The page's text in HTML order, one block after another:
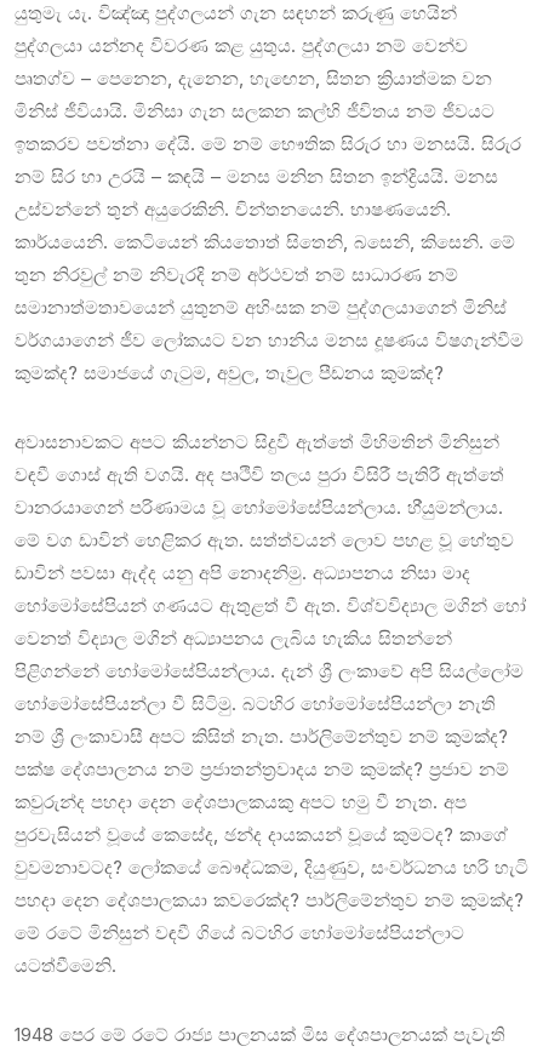
යුතුමැ යැ. විඤ්ඤා පුද්ගලයන් ගැන සඳහන් කරුණු හෙයින්
පුද්ගලයා යන්නද විවරණ කළ යුතුය. පුද්ගලයා නම් වෙන්ව
පෘතග්ව – පෙනෙන, දැනෙන, හැඟෙන, සිතන ක්‍රියාත්මක වන
මිනිස් ජීවියායි. මිනිසා ගැන සලකන කල්හි ජීවිතය නම් ජීවයට
ඉතකරව පවත්නා දේයි. මේ නම් භෞතික සිරුර හා මනසයි. සිරුර
නම් සිර හා උරයි – කඳයි – මනස මනින සිතන ඉන්ද්‍රියයි. මනස
උස්වන්නේ තුන් අයුරෙකිනි. චින්තනයෙනි. භාෂණයෙනි.
කාර්යයෙනි. කෙටියෙන් කියතොත් සිතෙනි, බසෙනි, කිසෙනි. මේ
තුන නිරවුල් නම් නිවැරදි නම් අර්ථවත් නම් සාධාරණ නම්
සමානාත්මතාවයෙන් යුතුනම් අහිංසක නම් පුද්ගලයාගෙන් මිනිස්
වර්ගයාගෙන් ජීව ලෝකයට වන හානිය මනස දූෂණය විෂගැන්වීම
කුමක්ද? සමාජයේ ගැටුම, අවුල, තැවුල පීඩනය කුමක්ද?
අවාසනාවකට අපට කියන්නට සිදුවී ඇත්තේ මිහිමතින් මිනිසුන්
වඳවී ගොස් ඇති වගයි. අද පෘථිවි තලය පුරා විසිරී පැතිරී ඇත්තේ
වානරයාගෙන් පරිණාමය වූ හෝමෝසේපියන්ලාය. හි්‍යුමන්ලාය.
මේ වග ඩාවින් හෙළිකර ඇත. සත්ත්වයන් ලොව පහළ වූ හේතුව
ඩාවින් පවසා ඇද්ද යනු අපි නොදනිමු. අධ්‍යාපනය නිසා මාද
හෝමෝසේපියන් ගණයට ඇතුළත් වී ඇත. විශ්වවිද්‍යාල මගින් හෝ
වෙනත් විද්‍යාල මගින් අධ්‍යාපනය ලැබිය හැකිය සිතන්නේ
පිළිගන්නේ හෝමෝසේපියන්ලාය. දැන් ශ්‍රී ලංකාවේ අපි සියල්ලෝම
හෝමෝසේපියන්ලා වී සිටිමු. බටහිර හෝමෝසේපියන්ලා නැති
නම් ශ්‍රී ලංකාවාසී අපට කිසිත් නැත. පාර්ලිමේන්තුව නම් කුමක්ද?
පක්ෂ දේශපාලනය නම් ප්‍රජාතන්ත්‍රවාදය නම් කුමක්ද? ප්‍රජාව නම්
කවුරුන්ද පහදා දෙන දේශපාලකයකු අපට හමු වී නැත. අප
පුරවැසියන් වූයේ කෙසේද, ඡන්ද දායකයන් වූයේ කුමටද? කාගේ
වුවමනාවටද? ලෝකයේ බෞද්ධකම, දියුණුව, සංවර්ධනය හරි හැටි
පහදා දෙන දේශපාලකයා කවරෙක්ද? පාර්ලිමේන්තුව නම් කුමක්ද?
මේ රටේ මිනිසුන් වඳවී ගියේ බටහිර හෝමෝසේපියන්ලාට
යටත්වීමෙනි.
1948 පෙර මේ රටේ රාජ්‍ය පාලනයක් මිස දේශපාලනයක් පැවැති